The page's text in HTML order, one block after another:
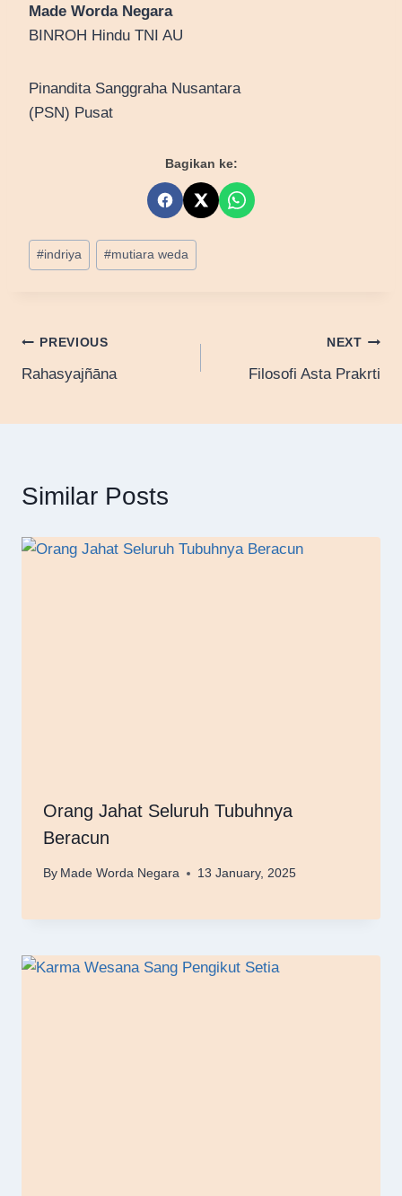
Made Worda Negara
BINROH Hindu TNI AU
Pinandita Sanggraha Nusantara
(PSN) Pusat
Bagikan ke:
Post
Tags:
#indriya #mutiara weda
Post
navigation
PREVIOUS
Rahasyajñāna
NEXT
Filosofi Asta Prakrti
Similar Posts
Orang Jahat Seluruh Tubuhnya
Beracun
By Made Worda Negara 13 January, 2025